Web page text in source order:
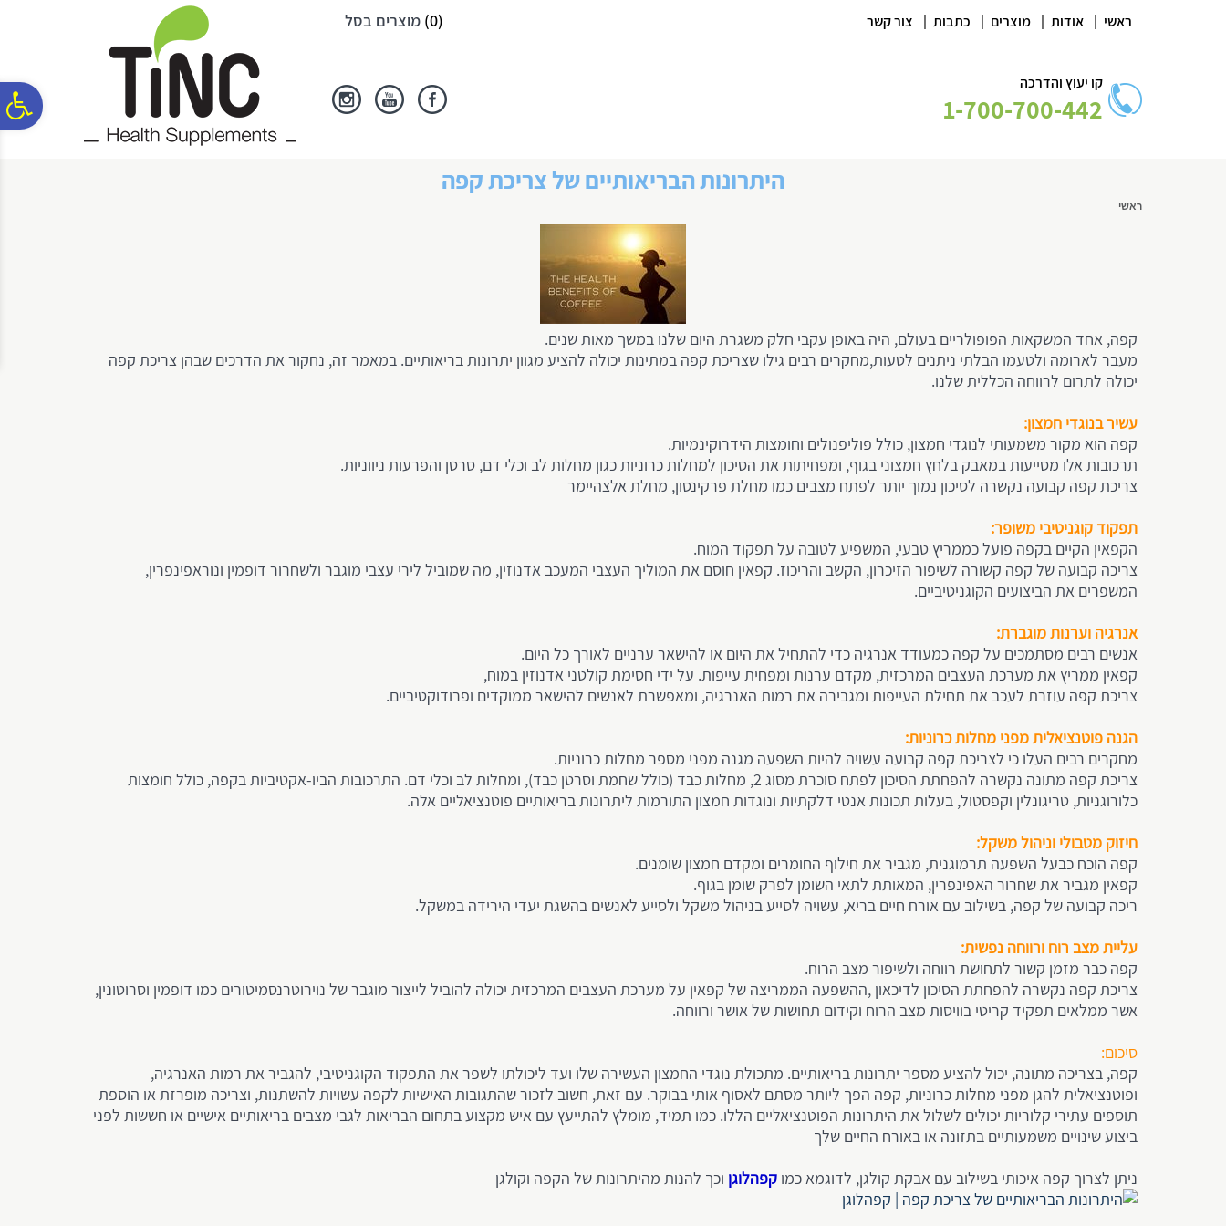
נגישות
אתר
המרכזי
ראשי | אודות | מוצרים | כתבות | צור קשר (
0
) מוצרים בסל
קו יעוץ והדרכה
1-700-700-442
היתרונות הבריאותיים של צריכת קפה
ראשי
קפה, אחד המשקאות הפופולריים בעולם, היה באופן עקבי חלק משגרת היום שלנו במשך מאות שנים.
מעבר לארומה ולטעמו הבלתי ניתנים לטעות,מחקרים רבים גילו שצריכת קפה במתינות יכולה להציע מגוון יתרונות בריאותיים. במאמר זה, נחקור את הדרכים שבהן צריכת קפה
יכולה לתרום לרווחה הכללית שלנו.
עשיר בנוגדי חמצון:
קפה הוא מקור משמעותי לנוגדי חמצון, כולל פוליפנולים וחומצות הידרוקינמיות.
תרכובות אלו מסייעות במאבק בלחץ חמצוני בגוף, ומפחיתות את הסיכון למחלות כרוניות כגון מחלות לב וכלי דם, סרטן והפרעות ניווניות.
צריכת קפה קבועה נקשרה לסיכון נמוך יותר לפתח מצבים כמו מחלת פרקינסון, מחלת אלצהיימר
תפקוד קוגניטיבי משופר:
הקפאין הקיים בקפה פועל כממריץ טבעי, המשפיע לטובה על תפקוד המוח.
צריכה קבועה של קפה קשורה לשיפור הזיכרון, הקשב והריכוז. קפאין חוסם את המוליך העצבי המעכב אדנוזין, מה שמוביל לירי עצבי מוגבר ולשחרור דופמין ונוראפינפרין,
המשפרים את הביצועים הקוגניטיביים.
אנרגיה וערנות מוגברת:
אנשים רבים מסתמכים על קפה כמעודד אנרגיה כדי להתחיל את היום או להישאר ערניים לאורך כל היום.
קפאין ממריץ את מערכת העצבים המרכזית, מקדם ערנות ומפחית עייפות. על ידי חסימת קולטני אדנוזין במוח,
צריכת קפה עוזרת לעכב את תחילת העייפות ומגבירה את רמות האנרגיה, ומאפשרת לאנשים להישאר ממוקדים ופרודוקטיביים.
הגנה פוטנציאלית מפני מחלות כרוניות:
מחקרים רבים העלו כי לצריכת קפה קבועה עשויה להיות השפעה מגנה מפני מספר מחלות כרוניות.
צריכת קפה מתונה נקשרה להפחתת הסיכון לפתח סוכרת מסוג 2, מחלות כבד (כולל שחמת וסרטן כבד), ומחלות לב וכלי דם. התרכובות הביו-אקטיביות בקפה, כולל חומצות
כלורוגניות, טריגונלין וקפסטול, בעלות תכונות אנטי דלקתיות ונוגדות חמצון התורמות ליתרונות בריאותיים פוטנציאליים אלה.
חיזוק מטבולי וניהול משקל:
קפה הוכח כבעל השפעה תרמוגנית, מגביר את חילוף החומרים ומקדם חמצון שומנים.
קפאין מגביר את שחרור האפינפרין, המאותת לתאי השומן לפרק שומן בגוף.
ריכה קבועה של קפה, בשילוב עם אורח חיים בריא, עשויה לסייע בניהול משקל ולסייע לאנשים בהשגת יעדי הירידה במשקל.
עליית מצב רוח ורווחה נפשית:
קפה כבר מזמן קשור לתחושת רווחה ולשיפור מצב הרוח.
צריכת קפה נקשרה להפחתת הסיכון לדיכאון ,ההשפעה הממריצה של קפאין על מערכת העצבים המרכזית יכולה להוביל לייצור מוגבר של נוירוטרנסמיטורים כמו דופמין וסרוטונין,
אשר ממלאים תפקיד קריטי בוויסות מצב הרוח וקידום תחושות של אושר ורווחה.
סיכום:
קפה, בצריכה מתונה, יכול להציע מספר יתרונות בריאותיים. מתכולת נוגדי החמצון העשירה שלו ועד ליכולתו לשפר את התפקוד הקוגניטיבי, להגביר את רמות האנרגיה,
ופוטנציאלית להגן מפני מחלות כרוניות, קפה הפך ליותר מסתם לאסוף אותי בבוקר. עם זאת, חשוב לזכור שהתגובות האישיות לקפה עשויות להשתנות, וצריכה מופרזת או הוספת
תוספים עתירי קלוריות יכולים לשלול את היתרונות הפוטנציאליים הללו. כמו תמיד, מומלץ להתייעץ עם איש מקצוע בתחום הבריאות לגבי מצבים בריאותיים אישיים או חששות לפני
ביצוע שינויים משמעותיים בתזונה או באורח החיים שלך
ניתן לצרוך קפה איכותי בשילוב עם אבקת קולגן, לדוגמא כמו קפהלוגן וכך להנות מהיתרונות של הקפה וקולגן